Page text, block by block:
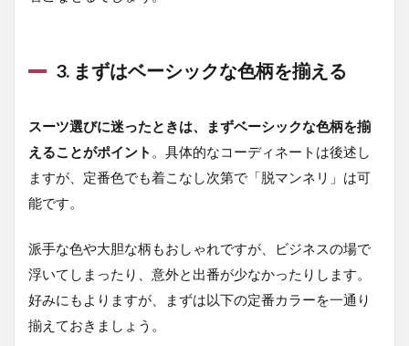
2.2
ペン
スト
ライ
プ
3
5.
に
こ
わ
る
3. まずはベーシックな色柄を揃える
スーツ選びに迷ったときは、まずベーシックな色柄を揃
えることがポイント 。具体的なコーディネートは後述し
ますが、定番色でも着こなし次第で「脱マンネリ」は可
能です。
派手な色や大胆な柄もおしゃれですが、ビジネスの場で
浮いてしまったり、意外と出番が少なかったりします。
好みにもよりますが、まずは以下の定番カラーを一通り
揃えておきましょう。